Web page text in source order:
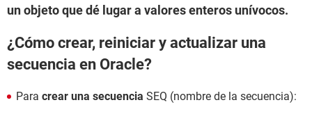
un objeto que dé lugar a valores enteros unívocos.
¿Cómo crear, reiniciar y actualizar una
secuencia en Oracle?
Para crear una secuencia SEQ (nombre de la secuencia):